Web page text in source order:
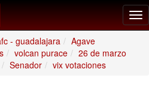
- guadalajara
Agave
volcan purace
26 de marzo
Senador vix votaciones